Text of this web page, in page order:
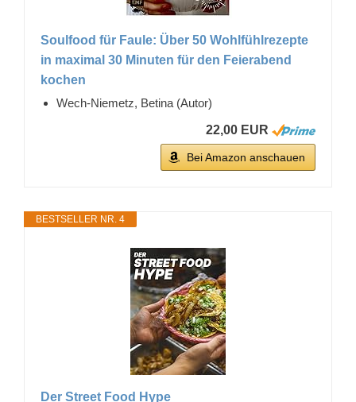
Soulfood für Faule: Über 50 Wohlfühlrezepte
in maximal 30 Minuten für den Feierabend
kochen
Wech-Niemetz, Betina (Autor)
22,00 EUR
Bei Amazon anschauen
BESTSELLER NR. 4
Der Street Food Hype